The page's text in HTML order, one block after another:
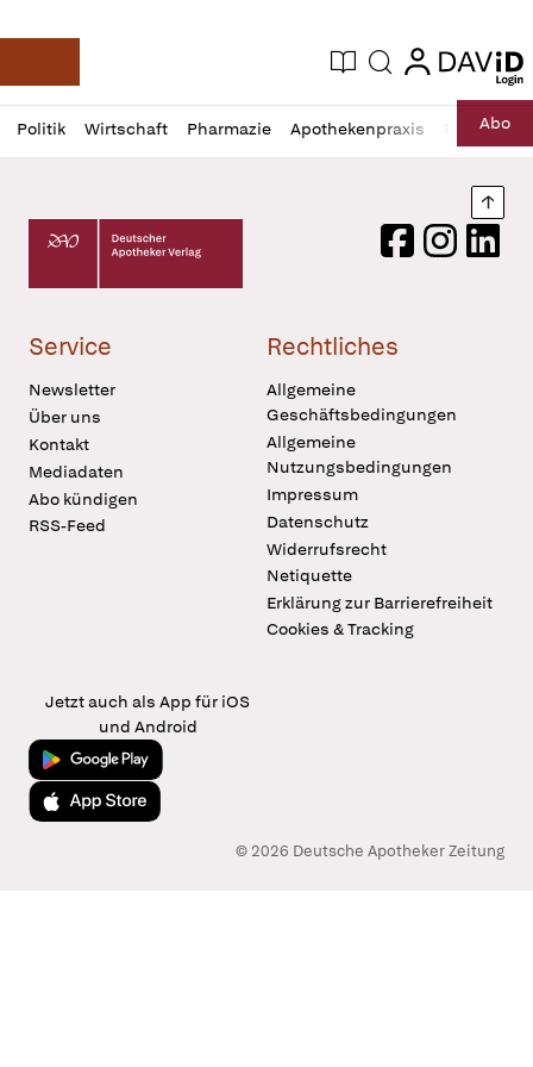
Deutsche Apotheker Zeitung
Aktuelle Ausgabe
Suche login
login
Politik Wirtschaft Pharmazie Apothekenpraxis RechtAbo
Profil
öffnen
Daz
Pur
Deutscher Apotheker Verlag Logo
FacebookInstagram
Service
Newsletter
Über uns
Kontakt
Mediadaten
Abo kündigen
RSS-Feed
Rechtliches
Allgemeine
Geschäftsbedingungen
Allgemeine
Nutzungsbedingungen
Impressum
Datenschutz
Widerrufsrecht
Netiquette
Erklärung zur Barrierefreiheit
Cookies & Tracking
Jetzt auch als App für iOS
und Android
Jetzt bei Google Play
Laden im App Store
© 2026 Deutsche Apotheker Zeitung